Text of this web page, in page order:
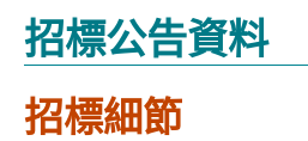
始
招標公告資料
招標細節